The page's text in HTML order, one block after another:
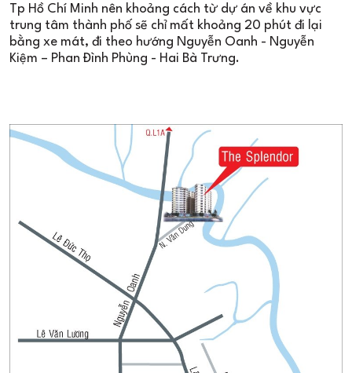
Tp Hồ Chí Minh nên khoảng cách từ dự án về khu vực
trung tâm thành phố sẽ chỉ mất khoảng 20 phút đi lại
bằng xe mát, đi theo hướng Nguyễn Oanh - Nguyễn
Kiệm – Phan Đình Phùng - Hai Bà Trưng.